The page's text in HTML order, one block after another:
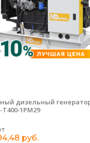
дизельный
1РМ29
руб.